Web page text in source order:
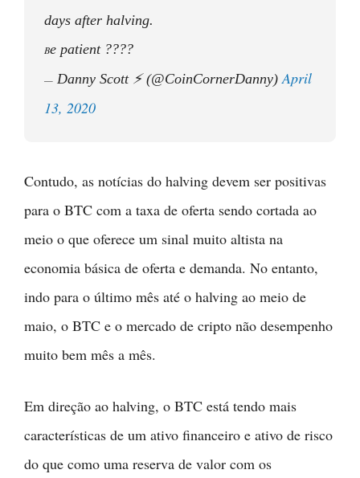
days after halving.
Be patient ????
— Danny Scott ⚡ (@CoinCornerDanny) April
13, 2020
Contudo, as notícias do halving devem ser positivas
para o BTC com a taxa de oferta sendo cortada ao
meio o que oferece um sinal muito altista na
economia básica de oferta e demanda. No entanto,
indo para o último mês até o halving ao meio de
maio, o BTC e o mercado de cripto não desempenho
muito bem mês a mês.
Em direção ao halving, o BTC está tendo mais
características de um ativo financeiro e ativo de risco
do que como uma reserva de valor com os